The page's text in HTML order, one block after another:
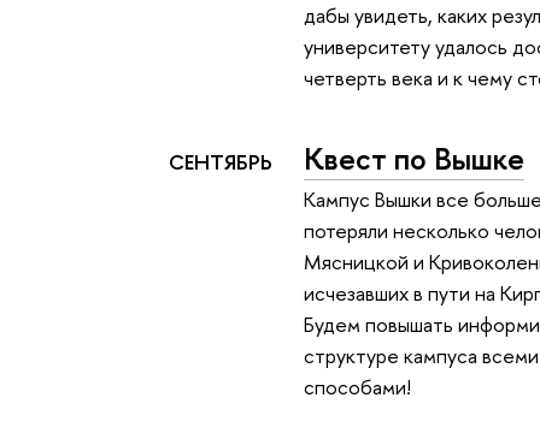
дабы увидеть, каких
университету удалось
четверть века и к чему
СЕНТЯБРЬ Квест по Вышке
Кампус Вышки все
потеряли несколько
Мясницкой и
исчезавших в пути на
Будем повышать
структуре кампуса
способами!